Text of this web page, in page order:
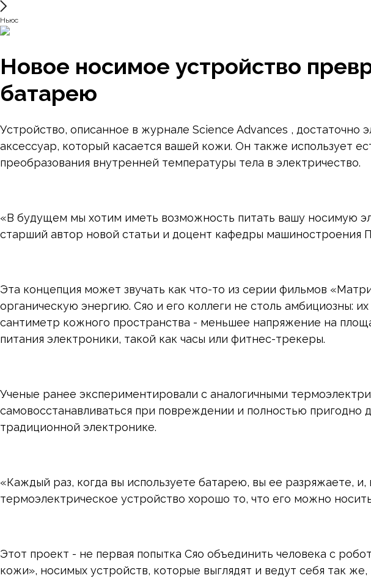
Ньюс
Новое носимое устройство
батарею
Устройство, описанное в журнале Science Advances ,
аксессуар, который касается вашей кожи. Он также использует
преобразования внутренней температуры тела в электричество.
«В будущем мы хотим иметь возможность питать вашу носимую
старший автор новой статьи и доцент кафедры машиностроения
Эта концепция может звучать как что-то из серии фильмов
органическую энергию. Сяо и его коллеги не столь амбициозны:
сантиметр кожного пространства - меньшее напряжение на
питания электроники, такой как часы или фитнес-трекеры.
Ученые ранее экспериментировали с аналогичными
самовосстанавливаться при повреждении и полностью пригодно
традиционной электронике.
«Каждый раз, когда вы используете батарею, вы ее разряжаете,
термоэлектрическое устройство хорошо то, что его можно
Этот проект - не первая попытка Сяо объединить человека с
кожи», носимых устройств, которые выглядят и ведут себя так